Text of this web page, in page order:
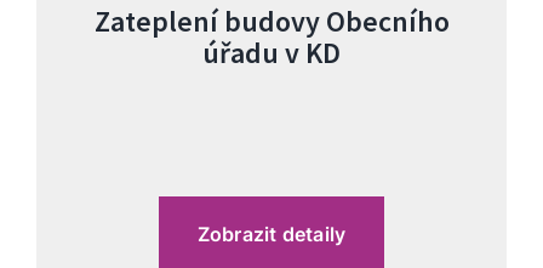
Zateplení budovy Obecního
úřadu v KD
Zobrazit detaily